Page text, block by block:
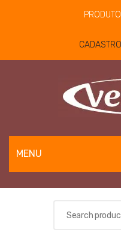
MENU
EQUINOS
BOVINOS E OVINOS